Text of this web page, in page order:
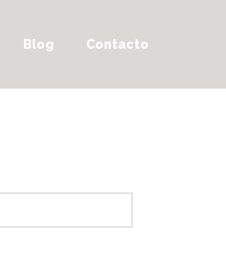
Blog Contacto